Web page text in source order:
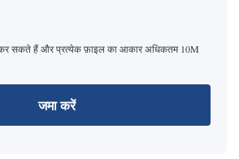
सकते हैं और प्रत्येक फ़ाइल का आकार अधिकतम 10M
जमा करें